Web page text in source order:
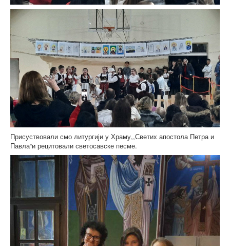
Присуствовали смо литургији у Храму,,Светих апостола Петра и
Павла“и рецитовали светосавске песме.